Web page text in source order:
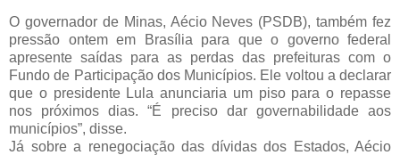
O governador de Minas, Aécio Neves (PSDB), também fez
pressão ontem em Brasília para que o governo federal
apresente saídas para as perdas das prefeituras com o
Fundo de Participação dos Municípios. Ele voltou a declarar
que o presidente Lula anunciaria um piso para o repasse
nos próximos dias. “É preciso dar governabilidade aos
municípios”, disse.
Já sobre a renegociação das dívidas dos Estados, Aécio